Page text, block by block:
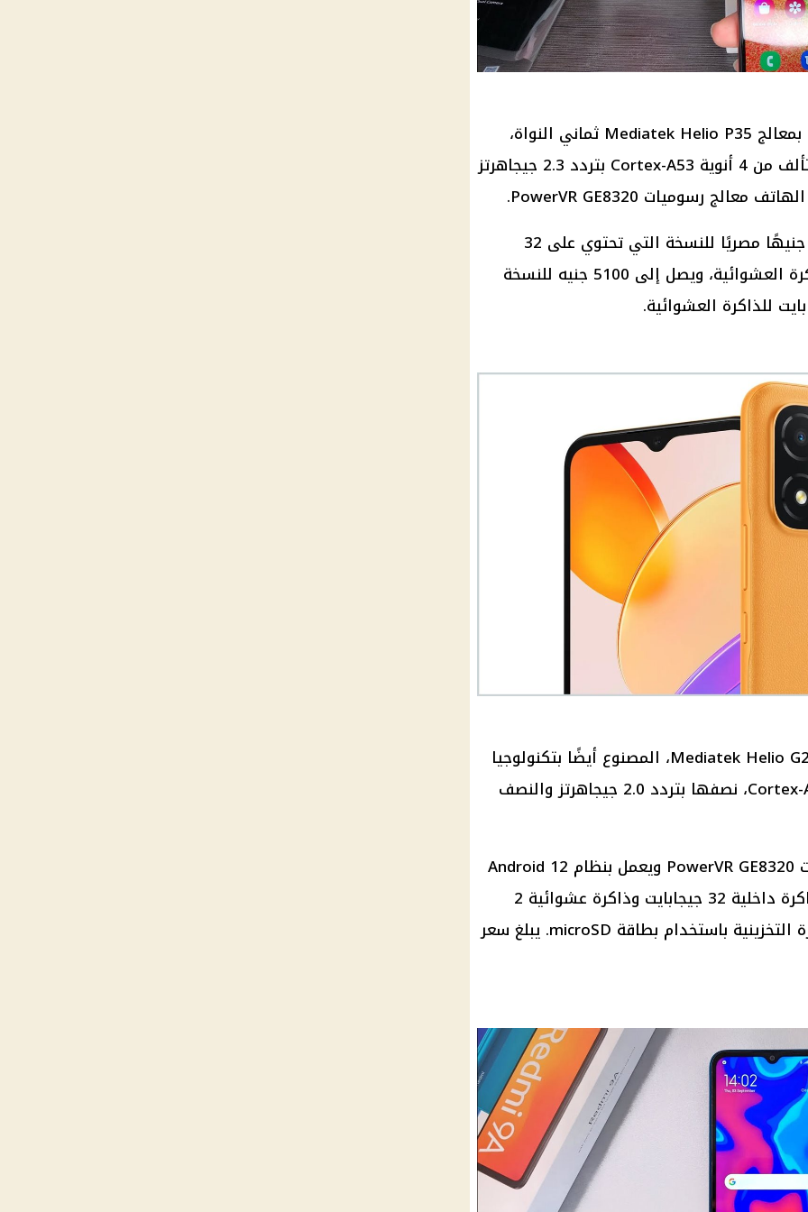
يأتي هاتف Samsung Galaxy A04 بمعالج Mediatek Helio P35 ثماني النواة،
المصنوع بتكنولوجيا 12 نانومتر، ويتألف من 4 أنوية Cortex-A53 بتردد 2.3 جيجاهرتز
يتوفر الهاتف بسعر يبدأ من 3990 جنيهًا مصريًا للنسخة التي تحتوي على 32
جيجابايت للتخزين و3 جيجابايت للذاكرة العشوائية، ويصل إلى 5100 جنيه للنسخة
يعمل الهاتف Honor X5 بمعالج Mediatek Helio G25، المصنوع أيضًا بتكنولوجيا
12 نانومتر، ويتكون من 8 أنوية Cortex-A53، نصفها بتردد 2.0 جيجاهرتز والنصف
يحتوي الهاتف على معالج رسوميات PowerVR GE8320 ويعمل بنظام Android 12
Go edition. يأتي Honor X5 مع ذاكرة داخلية 32 جيجابايت وذاكرة عشوائية 2
جيجابايت، مع إمكانية توسيع الذاكرة التخزينية باستخدام بطاقة microSD. يبلغ سعر